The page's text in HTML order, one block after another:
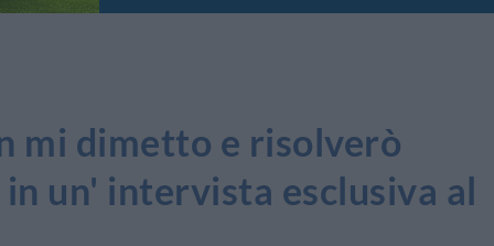
mi dimetto e risolverò
un' intervista esclusiva al